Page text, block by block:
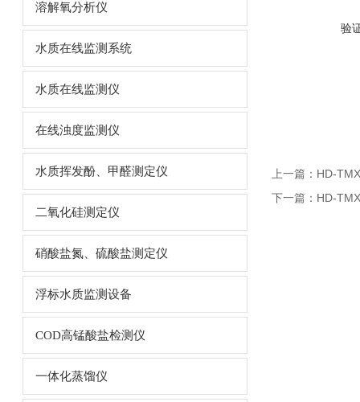
溶解氧分析仪
水质在线监测系统
水质在线监测仪
在线浊度监测仪
水质挥发酚、甲醛测定仪
二氧化硅测定仪
硝酸盐氮、硫酸盐测定仪
浮标水质监测设备
COD高锰酸盐检测仪
一体化蒸馏仪
验
上一篇： HD-
下一篇： HD-